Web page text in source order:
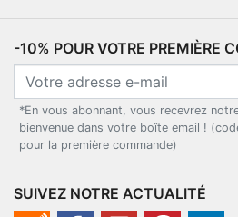
-10% POUR VOTRE PREMIÈRE
*En vous abonnant, vous recevrez
bienvenue dans votre boîte email !
pour la première commande)
SUIVEZ NOTRE ACTUALITÉ